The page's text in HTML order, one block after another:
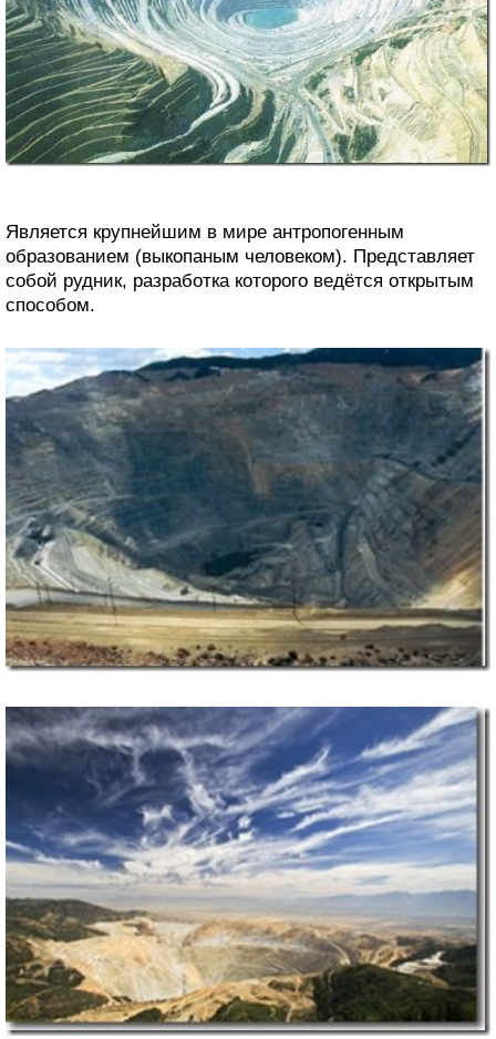
Является крупнейшим в мире антропогенным
образованием (выкопаным человеком). Представляет
собой рудник, разработка которого ведётся открытым
способом.